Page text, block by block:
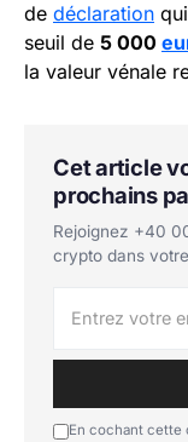
de déclaration
seuil de 5 000
la valeur vénale
Cet article
prochains
Rejoignez +40
crypto dans
En cochant cette